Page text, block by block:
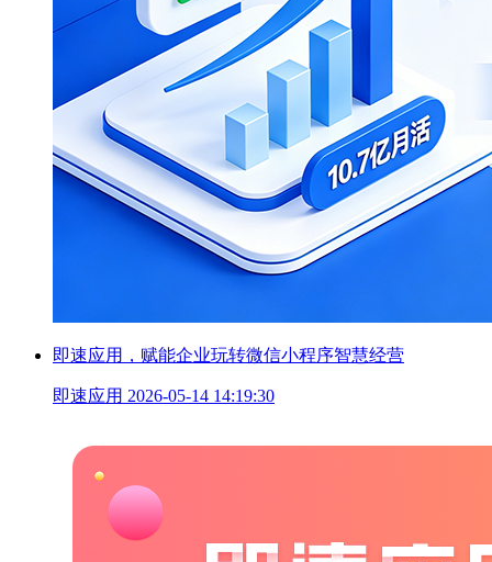
即速应用，赋能企业玩转微信小程序智慧经营
即速应用 2026-05-14 14:19:30